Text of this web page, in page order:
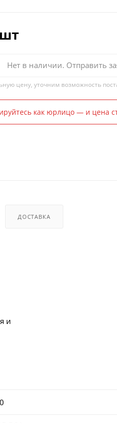
Нет в наличии. Отправить
цену, уточним возможность
как юрлицо — и цена
ДОСТАВКА
и